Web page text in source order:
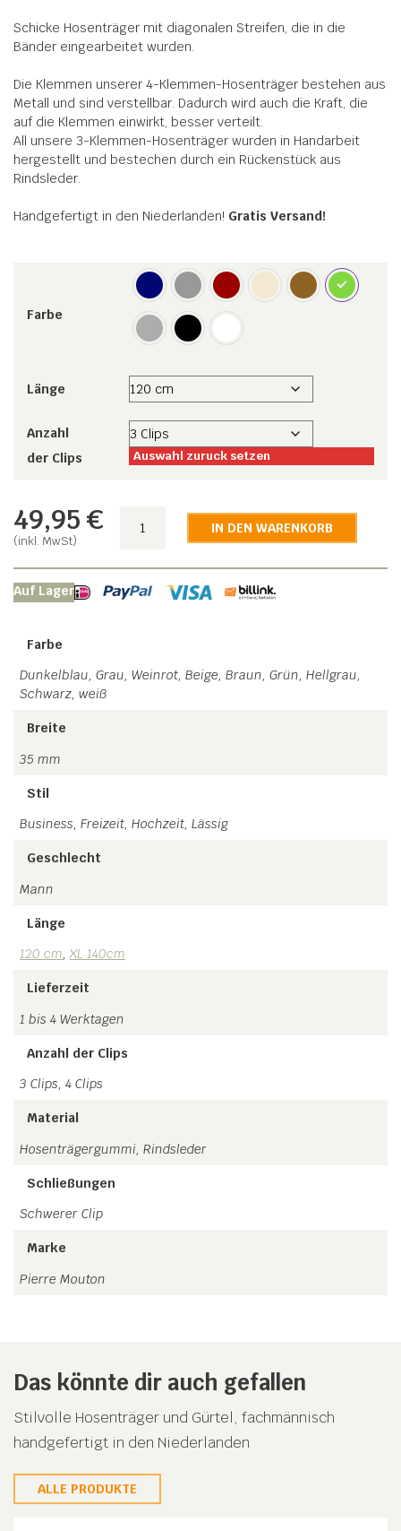
Schicke Hosenträger mit diagonalen Streifen, die in die
Bänder eingearbeitet wurden.
Die Klemmen unserer 4-Klemmen-Hosenträger bestehen aus
Metall und sind verstellbar. Dadurch wird auch die Kraft, die
auf die Klemmen einwirkt, besser verteilt.
All unsere 3-Klemmen-Hosenträger wurden in Handarbeit
hergestellt und bestechen durch ein Rückenstück aus
Rindsleder.
Handgefertigt in den Niederlanden! Gratis Versand!
Farbe
Länge
Anzahl
der Clips
Auswahl zuruck setzen
49,95€
(inkl. MwSt)
Hosenträger
Monaco
IN DEN WARENKORB
Auf Lager
Farbe
Dunkelblau, Grau, Weinrot, Beige, Braun, Grün, Hellgrau,
Schwarz, weiß
Breite
35 mm
Stil
Business, Freizeit, Hochzeit, Lässig
Geschlecht
Mann
Länge
120 cm,XL 140cm
Lieferzeit
1 bis 4 Werktagen
Anzahl der Clips
3 Clips, 4 Clips
Material
Hosenträgergummi, Rindsleder
Schließungen
Schwerer Clip
Marke
Pierre Mouton
Das könnte dir auch gefallen
Stilvolle Hosenträger und Gürtel, fachmännisch
handgefertigt in den Niederlanden
ALLE PRODUKTE